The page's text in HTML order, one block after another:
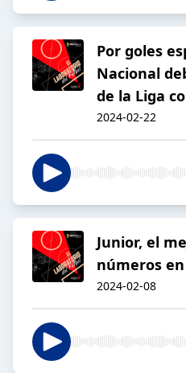
Por goles
Nacional
de la Liga
2024-02-22
Junior, el
números
2024-02-08